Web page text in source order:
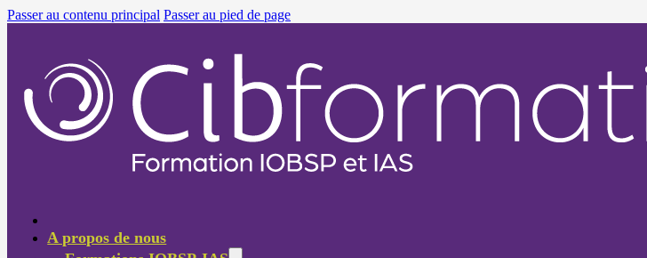
Passer au contenu principal Passer au pied de page
A propos de nous